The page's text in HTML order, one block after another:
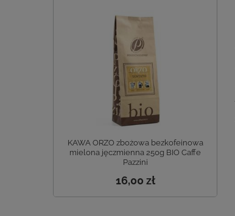
KAWA ORZO zbożowa bezkofeinowa
mielona jęczmienna 250g BIO Caffe
Pazzini
16,00 zł